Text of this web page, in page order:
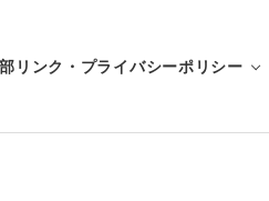
リンク・プライバシーポリシー